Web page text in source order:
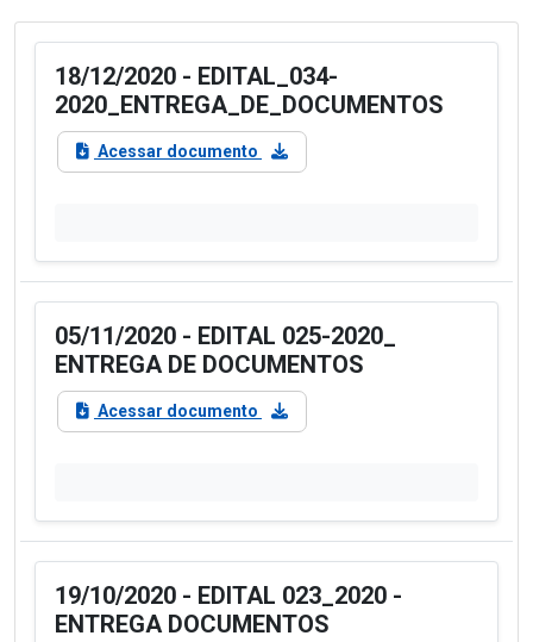
18/12/2020 - EDITAL_034-
2020_ENTREGA_DE_DOCUMENTOS
Acessar documento
05/11/2020 - EDITAL 025-2020_
ENTREGA DE DOCUMENTOS
Acessar documento
19/10/2020 - EDITAL 023_2020 -
ENTREGA DOCUMENTOS